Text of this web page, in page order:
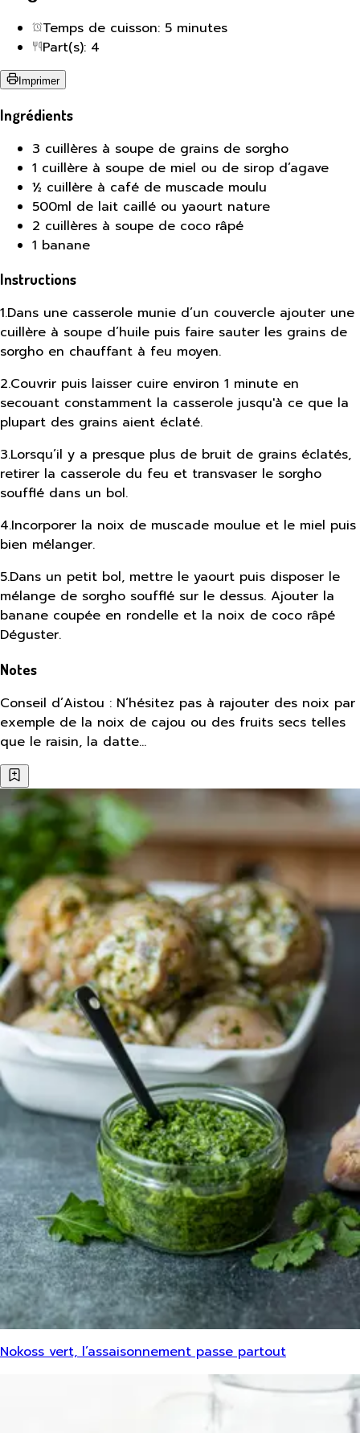
Temps de cuisson: 5 minutes
Part(s): 4
Imprimer
Ingrédients
3 cuillères à soupe de grains de sorgho
1 cuillère à soupe de miel ou de sirop d’agave
½ cuillère à café de muscade moulu
500ml de lait caillé ou yaourt nature
2 cuillères à soupe de coco râpé
1 banane
Instructions
1.Dans une casserole munie d’un couvercle ajouter une
cuillère à soupe d’huile puis faire sauter les grains de
sorgho en chauffant à feu moyen.
2.Couvrir puis laisser cuire environ 1 minute en
secouant constamment la casserole jusqu'à ce que la
plupart des grains aient éclaté.
3.Lorsqu’il y a presque plus de bruit de grains éclatés,
retirer la casserole du feu et transvaser le sorgho
soufflé dans un bol.
4.Incorporer la noix de muscade moulue et le miel puis
bien mélanger.
5.Dans un petit bol, mettre le yaourt puis disposer le
mélange de sorgho soufflé sur le dessus. Ajouter la
banane coupée en rondelle et la noix de coco râpé
Déguster.
Notes
Conseil d’Aistou : N‘hésitez pas à rajouter des noix par
exemple de la noix de cajou ou des fruits secs telles
que le raisin, la datte…
Nokoss vert, l’assaisonnement passe partout